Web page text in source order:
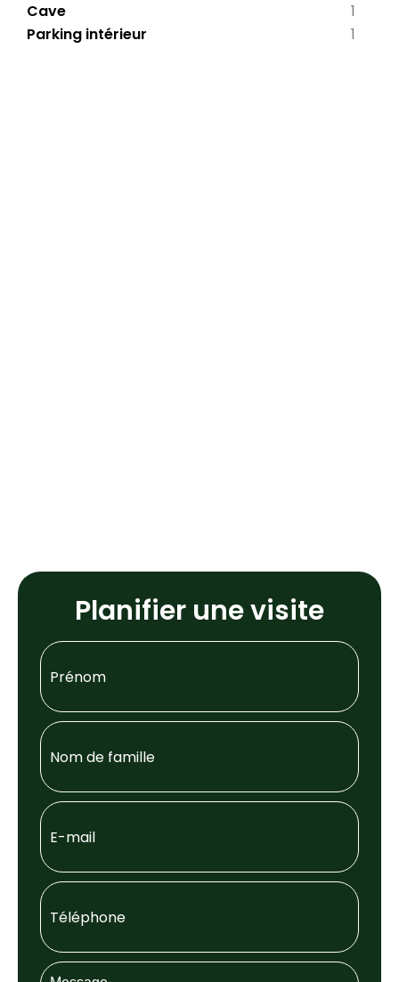
1
Cave
1
Parking intérieur
Planifier une visite